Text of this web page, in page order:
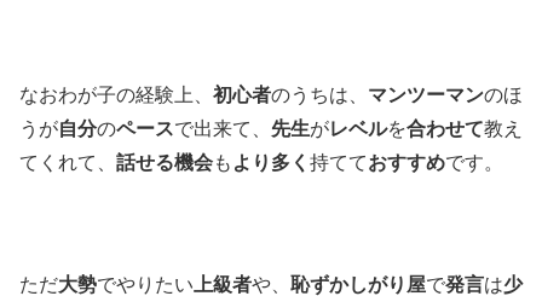
なおわが子の経験上、 初心者のうちは、 マンツーマンのほ
うが自分のペースで出来て、 先生がレベルを合わせて教え
てくれて、 話せる機会も より多く 持てておすすめです。
ただ大勢でやりたい 上級者や、 恥ずかしがり屋で発言は少